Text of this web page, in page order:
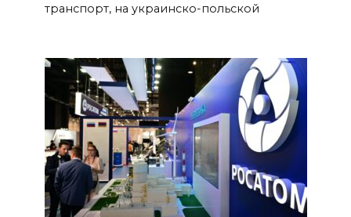
транспорт, на украинско-польской